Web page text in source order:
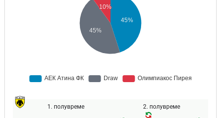
1. полувреме 2. полувреме